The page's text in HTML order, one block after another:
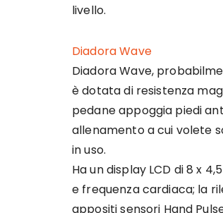
livello.
Diadora Wave
Diadora Wave,
è dotata di resistenza
pedane appoggia piedi
allenamento a cui volete
in uso.
Ha un display LCD di 8 x
e frequenza cardiaca; la
appositi sensori Hand